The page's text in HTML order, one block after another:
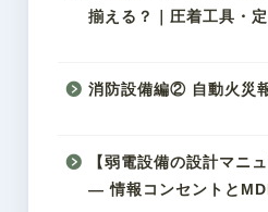
揃える？｜圧着工具・
消防設備編② 自動火災
【弱電設備の設計マニ
― 情報コンセントと